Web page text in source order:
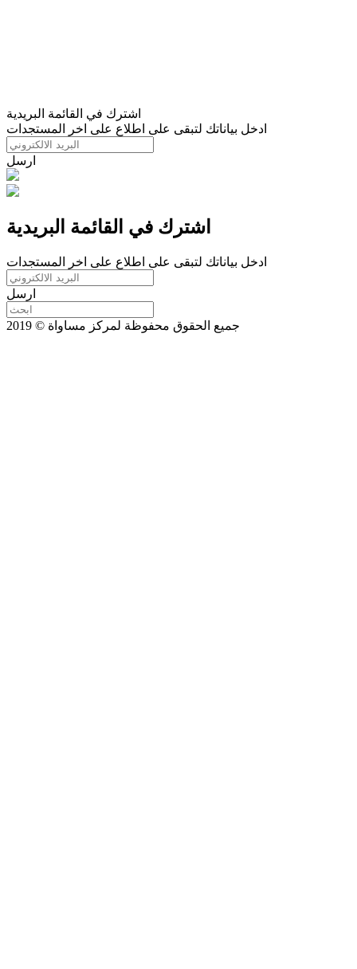
اشترك في القائمة البريدية
ادخل بياناتك لتبقى على اطلاع على اخر المستجدات
ارسل
اشترك في القائمة البريدية
ادخل بياناتك لتبقى على اطلاع على اخر المستجدات
ارسل
جميع الحقوق محفوظة لمركز مساواة © 2019